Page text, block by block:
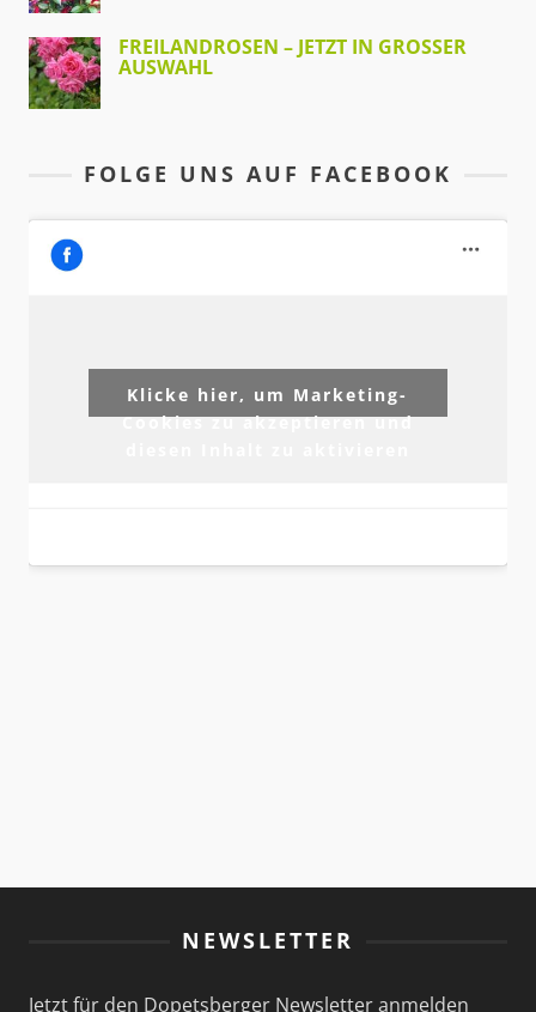
FREILANDROSEN – JETZT IN GROSSER A
USWAHL
FOLGE UNS AUF FACEBOOK
Klicke hier, um Marketing-
Cookies zu akzeptieren und
NEWSLETTER
Jetzt für den Dopetsberger Newsletter anmelden